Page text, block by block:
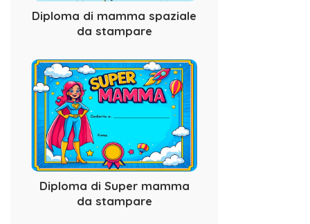
Diploma di mamma spaziale
da stampare
Diploma di Super mamma
da stampare